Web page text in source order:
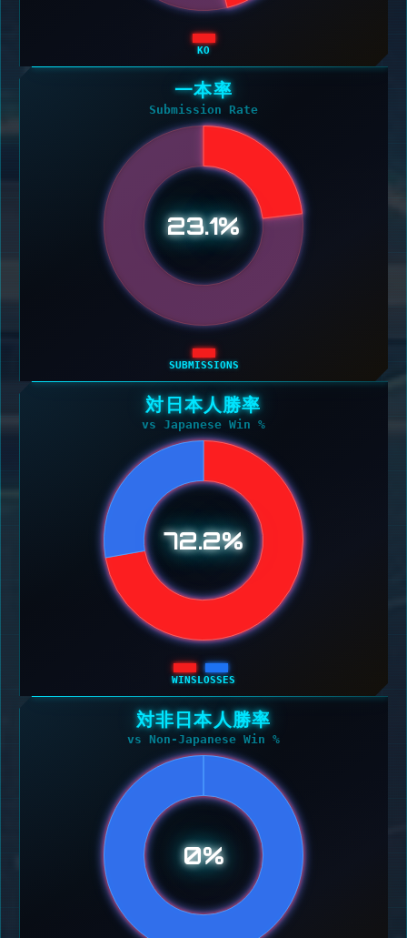
KO
一本率
Submission Rate
23.1%
SUBMISSIONS
対日本人勝率
vs Japanese Win %
72.2%
WINSLOSSES
対非日本人勝率
vs Non-Japanese Win %
0%